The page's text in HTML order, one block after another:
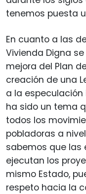
tenemos puesta
En cuanto a las
Vivienda Digna
mejora del Plan
creación de una
a la especulación
ha sido un tema
todos los
pobladoras a
sabemos que
ejecutan los
mismo Estado,
respeto hacia la